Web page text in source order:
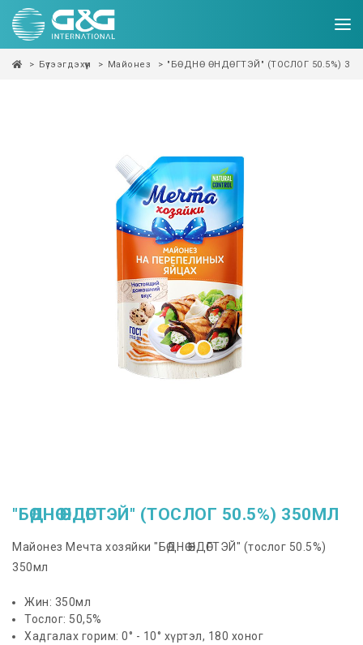
Бүтээгдэхүүн Майонез "БӨДНӨ ӨНДӨГТЭЙ" (ТОСЛОГ 50.5%)
"БӨДНӨ ӨНДӨГТЭЙ" (ТОСЛОГ 50.5%) 350МЛ
Майонез Мечта хозяйки "БӨДНӨ ӨНДӨГТЭЙ" (тослог 50.5%)
350мл
Жин: 350мл
Тослог: 50,5%
Хадгалах горим: 0° - 10° хүртэл, 180 хоног